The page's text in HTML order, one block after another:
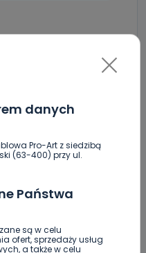
danych
Pro-Art z siedzibą
(63-400) przy ul.
Państwa
są w celu
ofert, sprzedaży usług
a także w celu
sezonu Astry,
na tle seksualnym?